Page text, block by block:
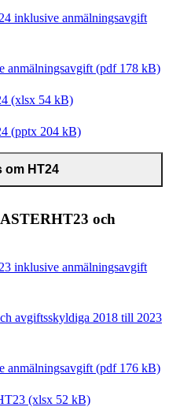
inklusive anmälningsavgift
anmälningsavgift (pdf 178 kB)
(xlsx 54 kB)
(pptx 204 kB)
om HT24
och
inklusive anmälningsavgift
avgiftsskyldiga 2018 till 2023
anmälningsavgift (pdf 176 kB)
(xlsx 52 kB)